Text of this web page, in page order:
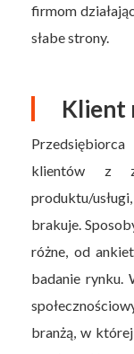
firmom
słabe strony.
Klient
klientów z
produktu/
brakuje.
różne, od
badanie rynku.
branżą, w